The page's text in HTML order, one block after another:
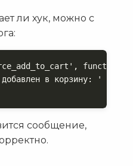
ли хук, можно с
в корзину: ' .
сообщение,